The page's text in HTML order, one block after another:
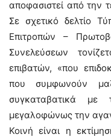
αποφασιστεί από την
Σε σχετικό δελτίο
Επιτροπών –
Συνελεύσεων
επιβατών, «που
που συμφωνούν
συγκαταβατικά με
μεγαλοφώνως την
Κοινή είναι η